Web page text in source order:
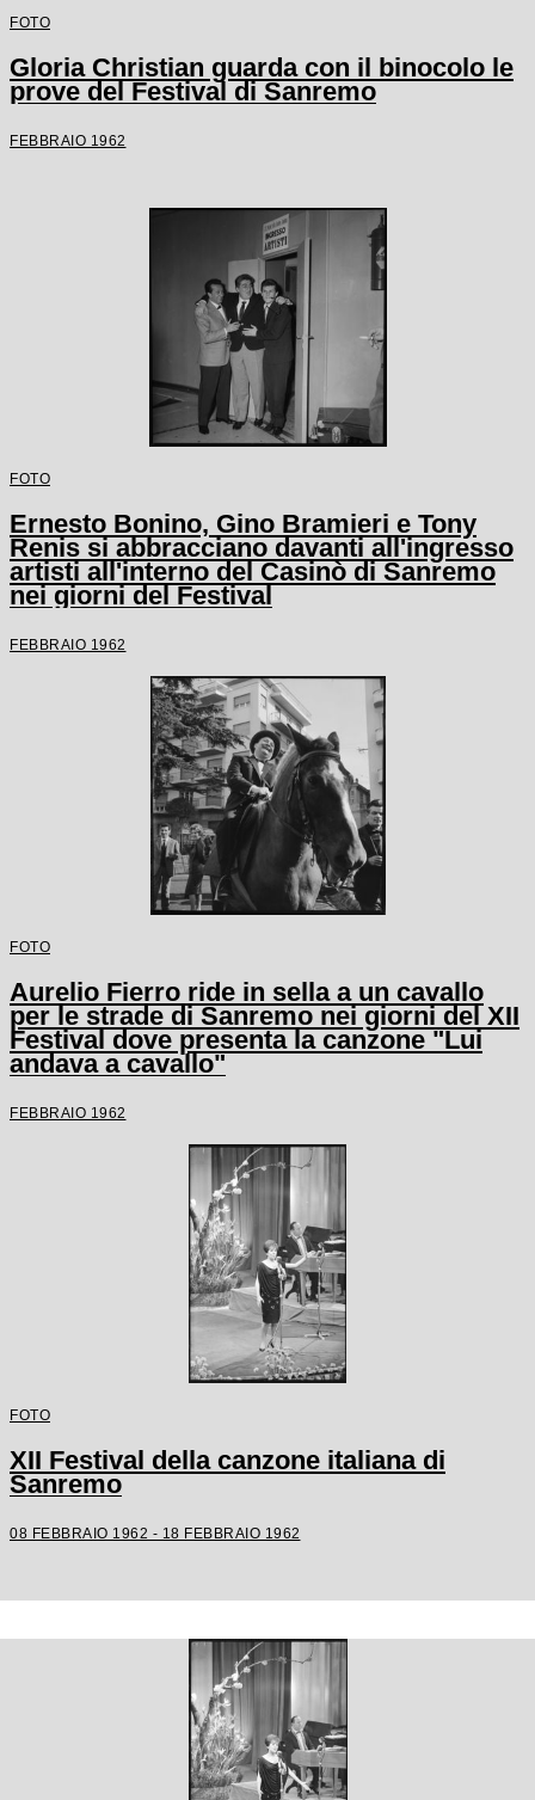
FOTO
Gloria Christian guarda con il binocolo le
prove del Festival di Sanremo
FEBBRAIO 1962
FOTO
Ernesto Bonino, Gino Bramieri e Tony
Renis si abbracciano davanti all'ingresso
artisti all'interno del Casinò di Sanremo
nei giorni del Festival
FEBBRAIO 1962
FOTO
Aurelio Fierro ride in sella a un cavallo
per le strade di Sanremo nei giorni del XII
Festival dove presenta la canzone "Lui
andava a cavallo"
FEBBRAIO 1962
FOTO
XII Festival della canzone italiana di
Sanremo
08 FEBBRAIO 1962 - 18 FEBBRAIO 1962